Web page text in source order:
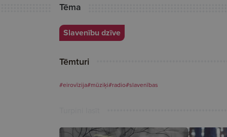
Tēma
Slavenību dzīve
Tēmturi
#eirovīzija#mūziķi#radio#slavenības